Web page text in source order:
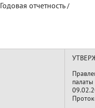
Годовая отчетность /
палаты